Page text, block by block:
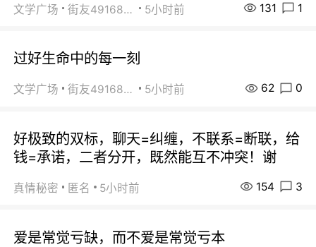
文学广场 街友49168527 5小时前 131 1
过好生命中的每一刻
文学广场 街友49168527 5小时前 62 0
好极致的双标，聊天=纠缠，不联系=断联，给
钱=承诺，二者分开，既然能互不冲突！谢
真情秘密 匿名 5小时前 154 3
爱是常觉亏缺，而不爱是常觉亏本